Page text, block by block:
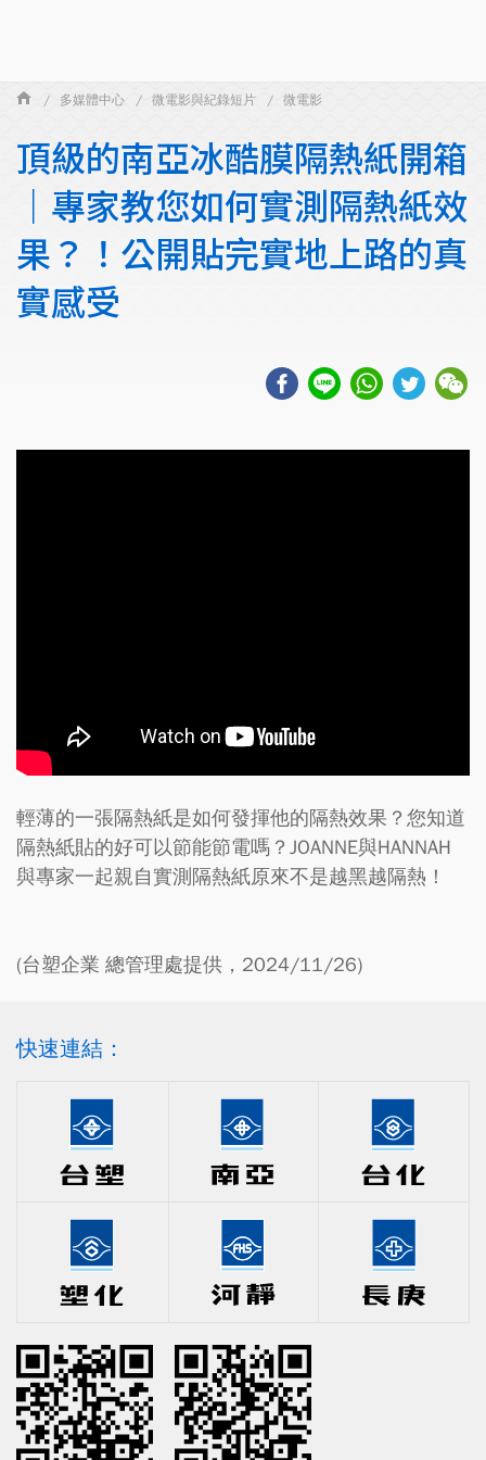
多媒體中心 微電影與紀錄短片 微電影
頂級的南亞冰酷膜隔熱紙開箱
｜專家教您如何實測隔熱紙效
果？！公開貼完實地上路的真
實感受
輕薄的一張隔熱紙是如何發揮他的隔熱效果？您知道
隔熱紙貼的好可以節能節電嗎？JOANNE與HANNAH
與專家一起親自實測隔熱紙原來不是越黑越隔熱！
(台塑企業 總管理處提供，2024/11/26)
快速連結：